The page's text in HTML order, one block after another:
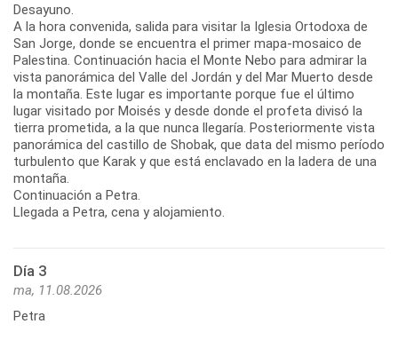
Desayuno.
A la hora convenida, salida para visitar la Iglesia Ortodoxa de
San Jorge, donde se encuentra el primer mapa-mosaico de
Palestina. Continuación hacia el Monte Nebo para admirar la
vista panorámica del Valle del Jordán y del Mar Muerto desde
la montaña. Este lugar es importante porque fue el último
lugar visitado por Moisés y desde donde el profeta divisó la
tierra prometida, a la que nunca llegaría. Posteriormente vista
panorámica del castillo de Shobak, que data del mismo período
turbulento que Karak y que está enclavado en la ladera de una
montaña.
Continuación a Petra.
Llegada a Petra, cena y alojamiento.
Día 3
ma, 11.08.2026
Petra